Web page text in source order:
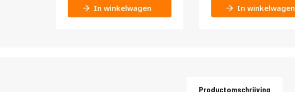
In winkelwagen In winkelwagen
Productomschrijving